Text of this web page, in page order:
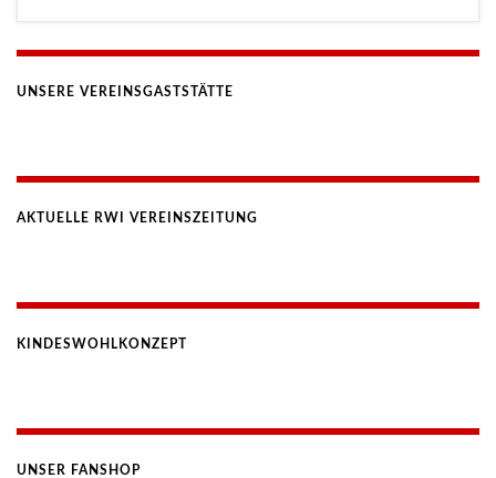
UNSERE VEREINSGASTSTÄTTE
AKTUELLE RWI VEREINSZEITUNG
KINDESWOHLKONZEPT
UNSER FANSHOP